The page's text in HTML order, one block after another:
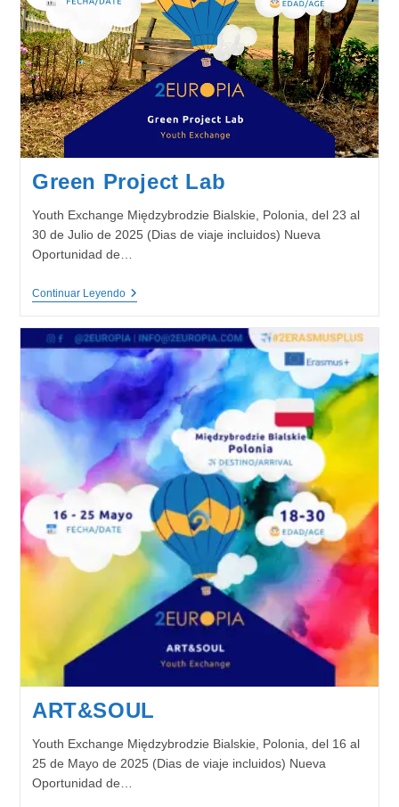
Green Project Lab
Youth Exchange Międzybrodzie Bialskie, Polonia, del 23 al
30 de Julio de 2025 (Dias de viaje incluidos) Nueva
Oportunidad de…
Continuar LeyendoGreen
ART&SOUL
Youth Exchange Międzybrodzie Bialskie, Polonia, del 16 al
25 de Mayo de 2025 (Dias de viaje incluidos) Nueva
Oportunidad de…